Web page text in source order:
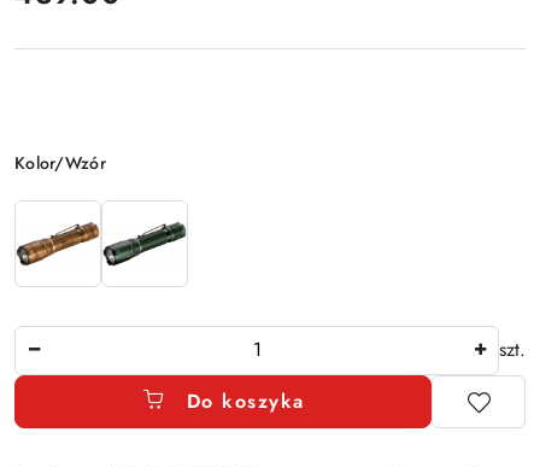
Wariant
Kolor/Wzór
szt.
Do koszyka